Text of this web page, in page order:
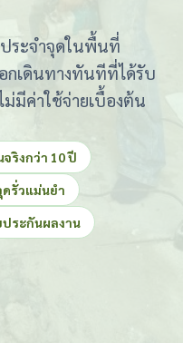
ระจำจุดในพื้นที่
เดินทางทันทีที่ได้รับ
มีค่าใช้จ่ายเบื้องต้น
ริงกว่า 10 ปี
รั่วแม่นยำ
ประกันผลงาน